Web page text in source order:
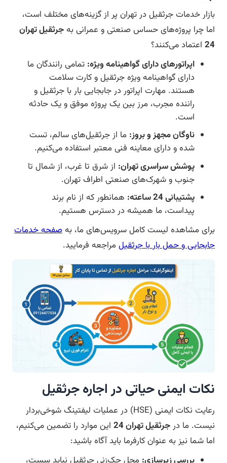
بازار خدمات جرثقیل در تهران پر از گزینه‌های مختلف است،
اما چرا پروژه‌های حساس صنعتی و عمرانی بهجرثقیل تهران
24 اعتماد می‌کنند؟
اپراتورهای دارای گواهینامه ویژه: تمامی رانندگان ما
دارای گواهینامه ویژه جرثقیل و کارت سلامت
هستند. مهارت اپراتور در جابجایی بار با جرثقیل و
راننده مجرب، مرز بین یک پروژه موفق و یک حادثه
است.
ناوگان مجهز و بروز: ما از جرثقیل‌های سالم، تست
شده و دارای معاینه فنی معتبر استفاده می‌کنیم.
پوشش سراسری تهران: از شرق تا غرب، از شمال تا
جنوب و شهرک‌های صنعتی اطراف تهران.
پشتیبانی 24 ساعته:
همانطور که از نام برند
پیداست، ما همیشه در دسترس هستیم.
برای مشاهده لیست کامل سرویس‌های ما، بهصفحه خدمات
جابجایی و حمل بار با جرثقیلمراجعه فرمایید.
نکات ایمنی حیاتی در اجاره جرثقیل
رعایت نکات ایمنی (HSE) در عملیات لیفتینگ شوخی‌بردار
نیست. ما در جرثقیل تهران 24
این موارد را تضمین می‌کنیم،
اما شما نیز به عنوان کارفرما باید آگاه باشید:
بررسی زیرسازی: محل جک‌زنی جرثقیل نباید سست،